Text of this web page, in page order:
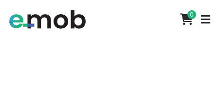
Portes grátis em encomendas superiores a 500€
0